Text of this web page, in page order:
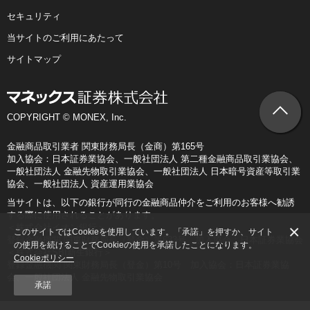
セキュリティ
当サイトのご利用にあたって
サイトマップ
COPYRIGHT © MONEX, Inc.
金融商品取引業者 関東財務局長（金商）第165号
加入協会：日本証券業協会、一般社団法人 第二種金融商品取引業協会、
一般社団法人 金融先物取引業協会、一般社団法人 日本暗号資産等取引業
協会、一般社団法人 資産運用業協会
当サイトは、以下の銀行が同行の金融商品仲介をご利用のお客様へ勧誘
する際に使用されることがあります。
＜株式会社イオン銀行＞
登録金融機関 関東財務局長（登金）第633号 加入協会：日本証券業協会
＜株式会社SBI新生銀行＞
登録金融機関 関東財務局長（登金）第10号 加入協会：日本証券業協
会、一般社団法人 金融先物取引業協会
このサイトではCookieを使用しています。「承諾」を押すか、サイト
の使用を続けることでCookieの使用を承諾したことになります。
Cookieポリシー
承諾
×